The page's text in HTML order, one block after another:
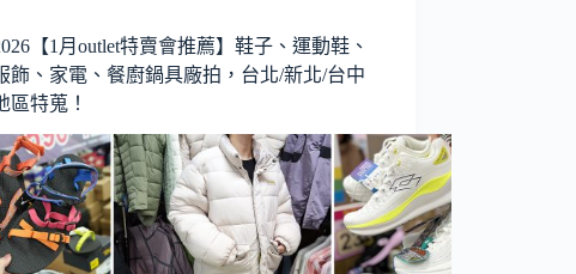
【1月outlet特賣會推薦】鞋子、運動鞋、
飾、家電、餐廚鍋具廠拍，台北/新北/台中
區特蒐！